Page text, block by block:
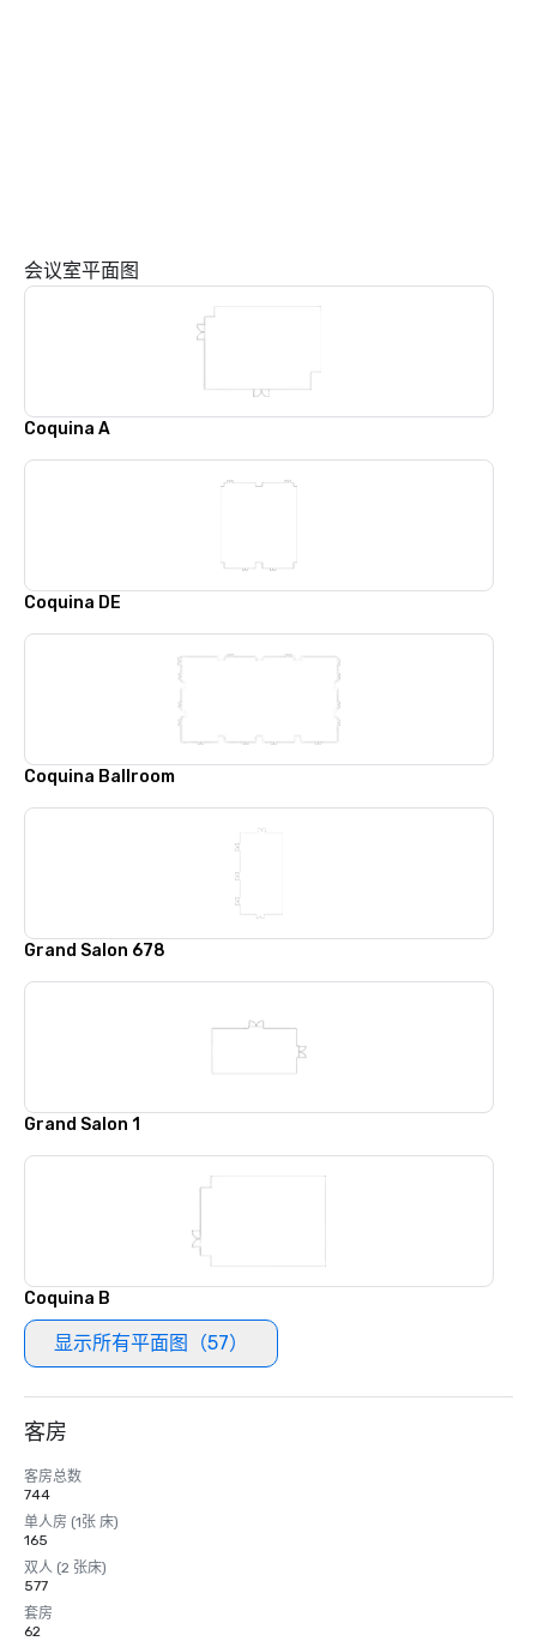
会议室平面图
Coquina A
Coquina DE
Coquina Ballroom
Grand Salon 678
Grand Salon 1
Coquina B
显示所有平面图（57）
客房
客房总数
744
单人房 (1张 床)
165
双人 (2 张床)
577
套房
62